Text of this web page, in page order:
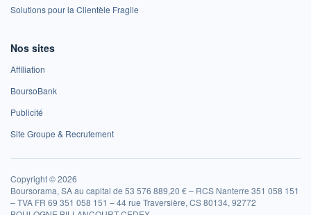
Solutions pour la Clientèle Fragile
Nos sites
Affiliation
BoursoBank
Publicité
Site Groupe & Recrutement
Copyright © 2026
Boursorama, SA au capital de 53 576 889,20 € – RCS Nanterre 351 058 151
– TVA FR 69 351 058 151 – 44 rue Traversière, CS 80134, 92772